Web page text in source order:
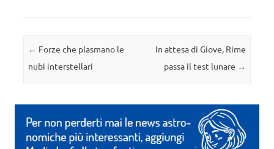
Navigazione articolo
← Forze che plasmano le
nubi interstellari
In attesa di Giove, Rime
passa il test lunare →